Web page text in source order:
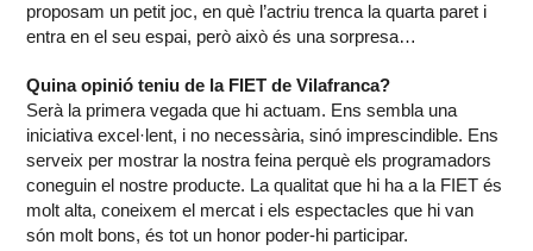
proposam un petit joc, en què l’actriu trenca la quarta paret i
entra en el seu espai, però això és una sorpresa…
Quina opinió teniu de la FIET de Vilafranca?
Serà la primera vegada que hi actuam. Ens sembla una
iniciativa excel·lent, i no necessària, sinó imprescindible. Ens
serveix per mostrar la nostra feina perquè els programadors
coneguin el nostre producte. La qualitat que hi ha a la FIET és
molt alta, coneixem el mercat i els espectacles que hi van
són molt bons, és tot un honor poder-hi participar.